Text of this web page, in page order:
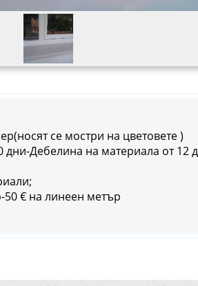
се мостри на цветовете )
дни-Дебелина на материала от 12
€ на линеен метър